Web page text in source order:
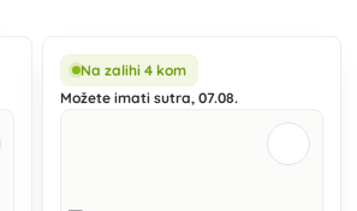
Na zalihi 4 kom
Možete imati sutra, 07.08.